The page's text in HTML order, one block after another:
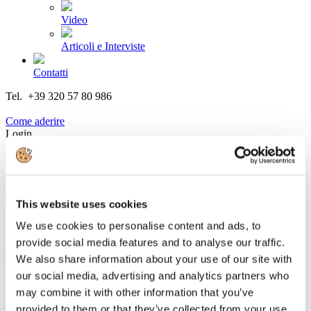
This website uses cookies
We use cookies to personalise content and ads, to
provide social media features and to analyse our traffic.
We also share information about your use of our site with
our social media, advertising and analytics partners who
may combine it with other information that you’ve
Video
Articoli e Interviste
Contatti
Tel. +39 320 57 80 986
Come aderire
Login
Battisti Vice Presidente di Federturismo
Confindustria
Dettagli